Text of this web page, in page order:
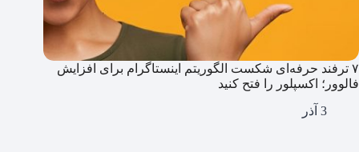
۷ ترفند حرفه‌ای شکست الگوریتم اینستاگرام برای افزایش
فالوور؛ اکسپلور را فتح کنید
3 آذر